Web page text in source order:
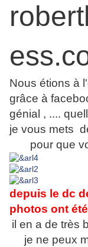
Nous étions à
grâce à
génial , ....
je vous mets
pour que
depuis le dc
photos ont
il en a de très
je ne peux